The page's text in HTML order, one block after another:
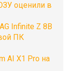
оценили в
Infinite Z 8B
ПК
AI X1 Pro на